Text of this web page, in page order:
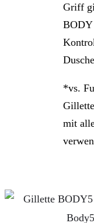
Griff
BODY
*vs.
mit